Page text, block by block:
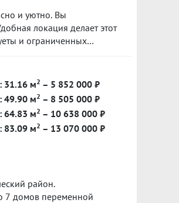
и уютно. Вы
локация делает этот
и ограниченных
31.16 м2 – 5 852 000 ₽
49.90 м2 – 8 505 000 ₽
64.83 м2 – 10 638 000 ₽
83.09 м2 – 13 070 000 ₽
район.
7 домов переменной